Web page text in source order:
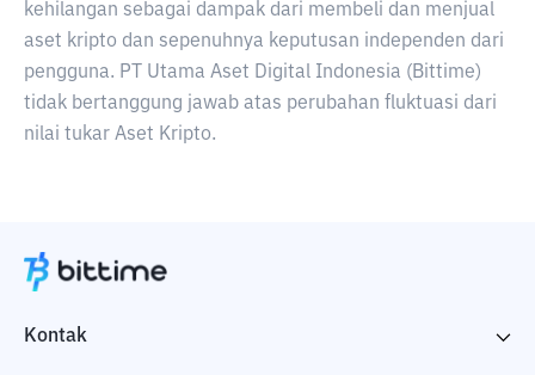
kehilangan sebagai dampak dari membeli dan menjual
aset kripto dan sepenuhnya keputusan independen dari
pengguna. PT Utama Aset Digital Indonesia (Bittime)
tidak bertanggung jawab atas perubahan fluktuasi dari
nilai tukar Aset Kripto.
Kontak